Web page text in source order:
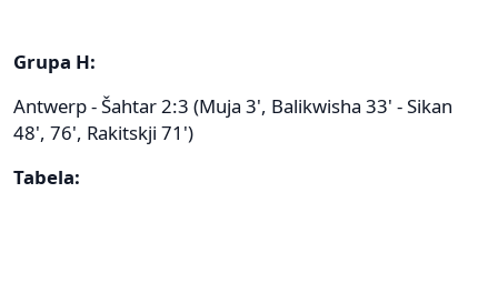
Grupa H:
Antwerp - Šahtar 2:3 (Muja 3', Balikwisha 33' - Sikan
48', 76', Rakitskji 71')
Tabela: